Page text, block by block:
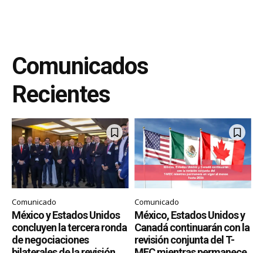
Comunicados
Recientes
Comunicado
México y Estados Unidos
concluyen la tercera ronda
de negociaciones
Comunicado
México, Estados Unidos y
Canadá continuarán con la
revisión conjunta del T-